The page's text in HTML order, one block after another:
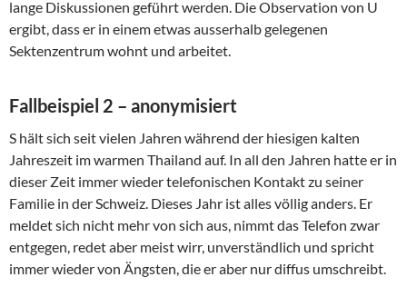
lange Diskussionen geführt werden. Die Observation von U
ergibt, dass er in einem etwas ausserhalb gelegenen
Sektenzentrum wohnt und arbeitet.
Fallbeispiel 2 – anonymisiert
S hält sich seit vielen Jahren während der hiesigen kalten
Jahreszeit im warmen Thailand auf. In all den Jahren hatte er in
dieser Zeit immer wieder telefonischen Kontakt zu seiner
Familie in der Schweiz. Dieses Jahr ist alles völlig anders. Er
meldet sich nicht mehr von sich aus, nimmt das Telefon zwar
entgegen, redet aber meist wirr, unverständlich und spricht
immer wieder von Ängsten, die er aber nur diffus umschreibt.